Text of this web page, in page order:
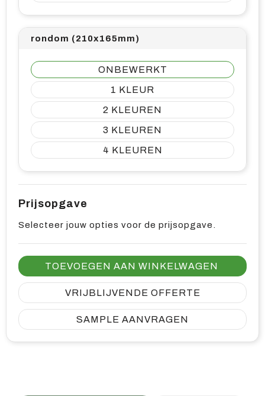
rondom (210x165mm)
ONBEWERKT
1
2
3
4
Prijsopgave
Selecteer jouw opties voor de prijsopgave.
TOEVOEGEN AAN WINKELWAGEN
VRIJBLIJVENDE OFFERTE
SAMPLE AANVRAGEN